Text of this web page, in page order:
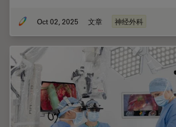
Oct 02, 2025 文章 神经外科